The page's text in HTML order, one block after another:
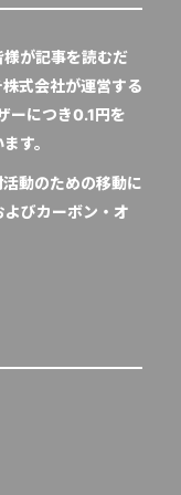
が記事を読むだ
式会社が運営する
ーにつき0.1円を
す。
動のための移動に
びカーボン・オ